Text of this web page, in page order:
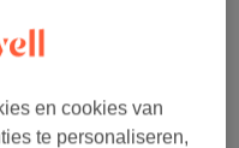
en cookies van
te personaliseren,